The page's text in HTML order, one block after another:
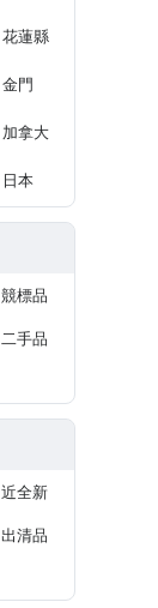
花蓮縣
金門
加拿大
日本
競標品
二手品
近全新
出清品